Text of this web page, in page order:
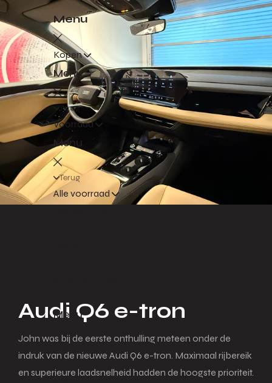
Menu
Kopen
Menu
Terug
Voorraad
Menu
Terug
Alle voorraad
Menu
Audi Q6 e-tron
John was bij de eerste onthulling meteen onder de
indruk van de nieuwe Audi Q6 e-tron. Maximaal rijbereik
en superieure laadsnelheid hadden de hoogste prioriteit.